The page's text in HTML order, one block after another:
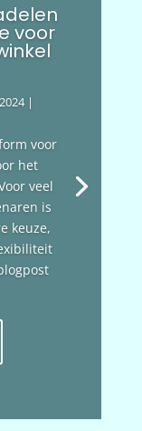
voor
|
voor
het
veel
is
keuze,